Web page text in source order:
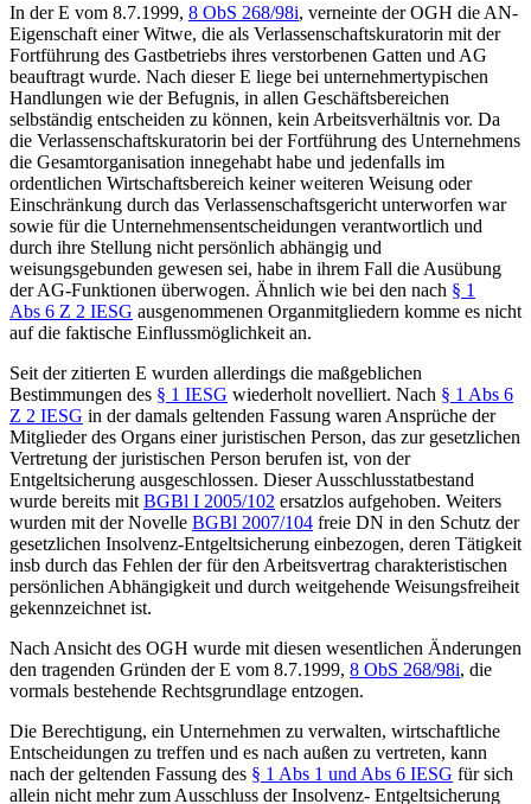
In derE vom 8.7.1999, 8 ObS 268/98i, verneinte der OGH die AN-
Eigenschaft einer Witwe, die als Verlassenschaftskuratorin mit der
Fortführung des Gastbetriebs ihres verstorbenen Gatten und AG
beauftragt wurde. Nach dieser E liege bei unternehmertypischen
Handlungen wie der Befugnis, in allen Geschäftsbereichen
selbständig entscheiden zu können, kein Arbeitsverhältnis vor. Da
die Verlassenschaftskuratorin bei der Fortführung des Unternehmens
die Gesamtorganisation innegehabt habe und jedenfalls im
ordentlichen Wirtschaftsbereich keiner weiteren Weisung oder
Einschränkung durch das Verlassenschaftsgericht unterworfen war
sowie für die Unternehmensentscheidungen verantwortlich und
durch ihre Stellung nicht persönlich abhängig und
weisungsgebunden gewesen sei, habe in ihrem Fall die Ausübung
der AG-Funktionen überwogen. Ähnlich wie bei den nach § 1
Abs 6 Z 2 IESG ausgenommenen Organmitgliedern komme es nicht
auf die faktische Einflussmöglichkeit an.
Seit der zitierten E wurden allerdings die maßgeblichen
Bestimmungen des § 1 IESG wiederholt novelliert. Nach § 1 Abs 6
Z 2 IESG in der damals geltenden Fassung waren Ansprüche der
Mitglieder des Organs einer juristischen Person, das zur gesetzlichen
Vertretung der juristischen Person berufen ist, von der
Entgeltsicherung ausgeschlossen. Dieser Ausschlusstatbestand
wurde bereits mit BGBl I 2005/102 ersatzlos aufgehoben. Weiters
wurden mit der Novelle BGBl 2007/104 freie DN in den Schutz der
gesetzlichen Insolvenz-Entgeltsicherung einbezogen, deren Tätigkeit
insb durch das Fehlen der für den Arbeitsvertrag charakteristischen
persönlichen Abhängigkeit und durch weitgehende Weisungsfreiheit
gekennzeichnet ist.
Nach Ansicht des OGH wurde mit diesen wesentlichen Änderungen
den tragenden Gründen derE vom 8.7.1999, 8 ObS 268/98i, die
vormals bestehende Rechtsgrundlage entzogen.
Die Berechtigung, ein Unternehmen zu verwalten, wirtschaftliche
Entscheidungen zu treffen und es nach außen zu vertreten, kann
nach der geltenden Fassung des § 1 Abs 1 und Abs 6 IESG für sich
allein nicht mehr zum Ausschluss der Insolvenz- Entgeltsicherung